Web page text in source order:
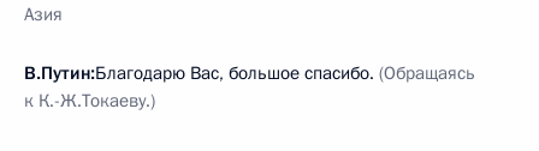
Азия
В.Путин:Благодарю Вас, большое спасибо. (Обращаясь
к К.-Ж.Токаеву.)